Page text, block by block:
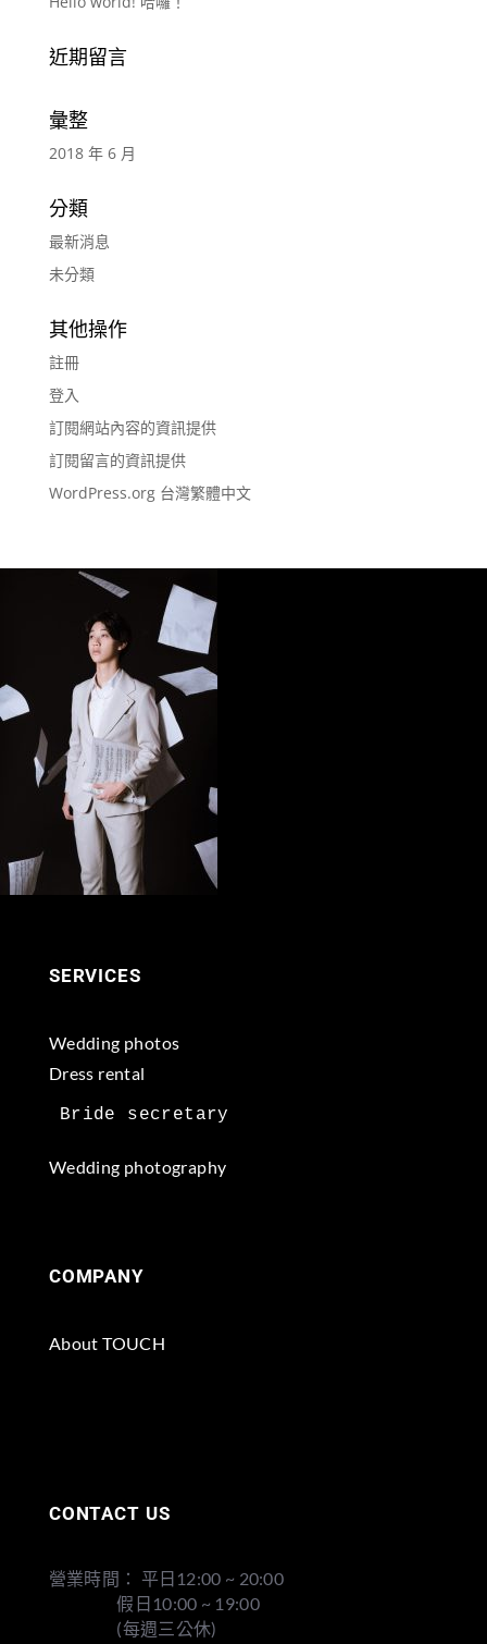
近期留言
彙整
2018 年 6 月
分類
最新消息
未分類
其他操作
註冊
登入
訂閱網站內容的資訊提供
訂閱留言的資訊提供
WordPress.org 台灣繁體中文
SERVICES
Wedding photos
Dress rental
Wedding photography
COMPANY
About TOUCH
CONTACT US
營業時間： 平日12:00 ~ 20:00
假日10:00 ~ 19:00
(每週三公休)